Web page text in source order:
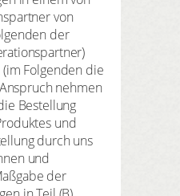
von
der
Folgenden die
nehmen
Bestellung
und
durch uns
und
der